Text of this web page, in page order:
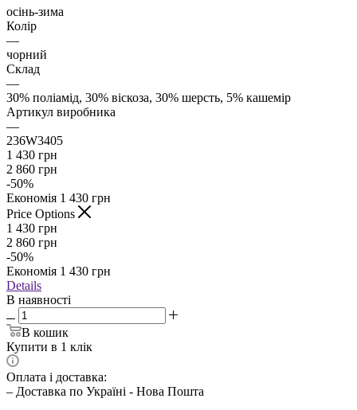
осінь-зима
Колір
—
чорний
Склад
—
30% поліамід, 30% віскоза, 30% шерсть, 5% кашемір
Артикул виробника
—
236W3405
1 430 грн
2 860 грн
-50%
Економія 1 430 грн
Price Options
1 430 грн
2 860 грн
-50%
Економія 1 430 грн
Details
В наявності
В кошик
Купити в 1 клік
Оплата і доставка:
– Доставка по Україні - Нова Пошта